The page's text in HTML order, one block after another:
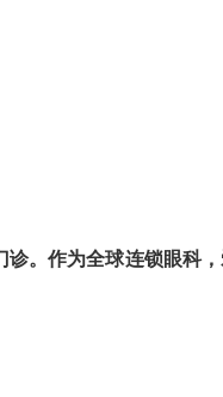
。作为全球连锁眼科，